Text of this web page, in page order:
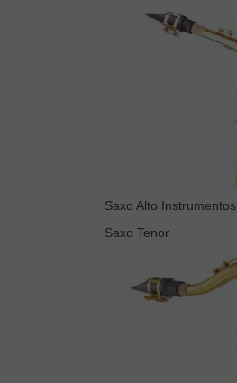
Saxo Alto Instrumentos
Saxo Tenor